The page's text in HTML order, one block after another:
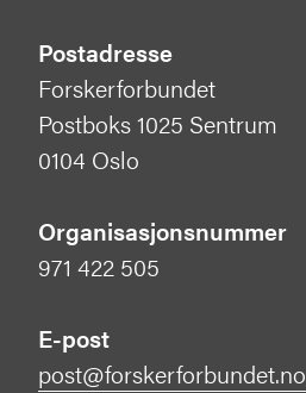
Postadresse
Forskerforbundet
Postboks 1025 Sentrum
0104 Oslo
Organisasjonsnummer
971 422 505
E-post
post@forskerforbundet.no